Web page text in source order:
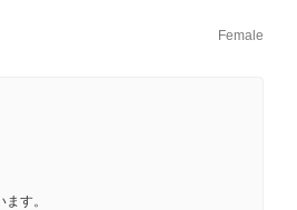
Female
す。